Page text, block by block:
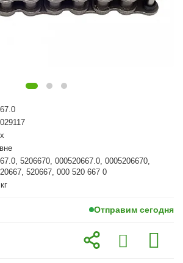
5206670, 000520667.0, 0005206670,
520667, 000 520 667 0
Отправим сегодня